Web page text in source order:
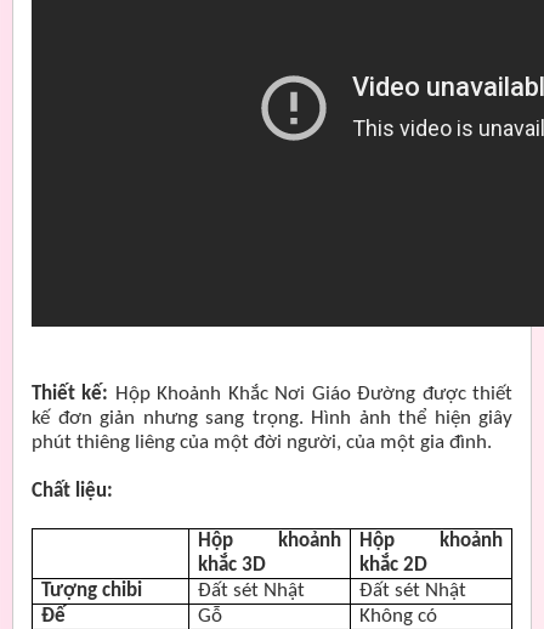
Thiết kế: Hộp Khoảnh Khắc Nơi Giáo Đường được thiết
kế đơn giản nhưng sang trọng. Hình ảnh thể hiện giây
phút thiêng liêng của một đời người, của một gia đình.
Chất liệu:
Hộp khoảnh
khắc 3D
Hộp khoảnh
khắc 2D
Tượng chibi
Đất sét Nhật
Đất sét Nhật
Đế
Gỗ
Không có